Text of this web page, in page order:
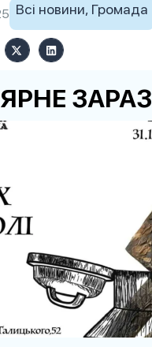
Всі новини, Громада
ЗАРАЗ